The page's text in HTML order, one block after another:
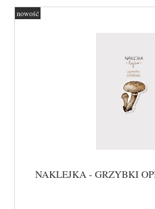
NAKLEJKA - GRZYBKI
nowość